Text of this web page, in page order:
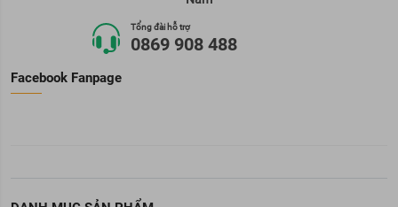
Tổng đài hỗ trợ
0869 908 488
Facebook Fanpage